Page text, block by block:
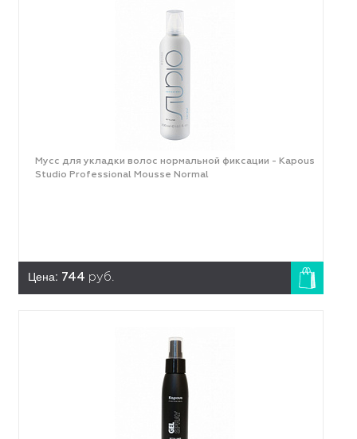
Мусс для укладки волос нормальной фиксации - Kapous
Studio Professional Mousse Normal
Цена: 744 руб.